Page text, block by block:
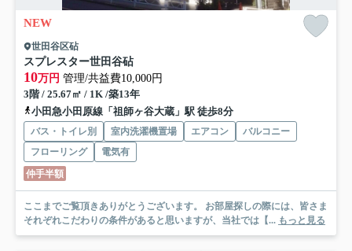
NEW
世田谷区砧
スプレスター世田谷砧
10万円 管理/共益費10,000円
3階 / 25.67㎡ / 1K /築13年
小田急小田原線「祖師ヶ谷大蔵」駅 徒歩8分
バス・トイレ別 室内洗濯機置場 エアコン
バルコニー
フローリング
電気有
仲手半額
ここまでご覧頂きありがとうございます。 お部屋探しの際には、皆さま
それぞれこだわりの条件があると思いますが、当社では【... もっと見る